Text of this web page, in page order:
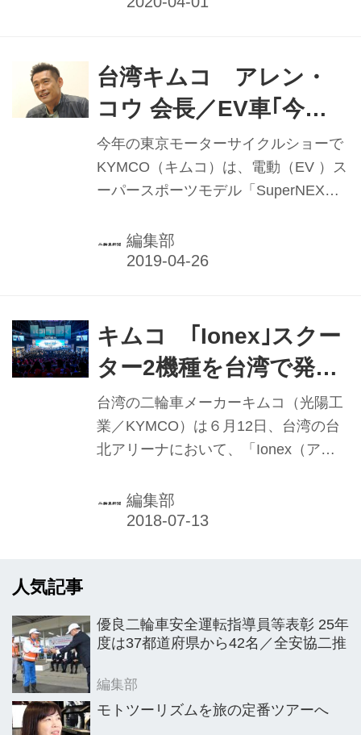
扱店を増やし市場シェアを拡大したい
考え。※2020年1月1日付け号「各社の
実績と抱負」再掲載
台湾キムコ アレン・
コウ 会長／EV車｢今が
チャンス｣ ｢世界一の最
先端ブランド｣狙う
今年の東京モーターサイクルショーで
KYMCO（キムコ）は、電動（EV ）ス
ーパースポーツモデル「SuperNEX」
集めた。ショー開幕の3月22日には台
湾キムコのアレン・コウ会長（写真）
った。
編集部
キムコ ｢Ionex｣スクー
ター2機種を台湾で発
表 世界のEVスクータ
ー市場変革へ
台湾の二輪車メーカーキムコ（光陽工
業／KYMCO）は６月12日、台湾の台
北アリーナにおいて、「Ionex（アイ
電インフラについての具体策を発表し
た。今年3月、電動二輪車のプラット
の価格は「ナイス100EV」は2万9800
台湾ドル（日本円で約10万8500円）か
スポットを3万カ所以上整備する」
「個人レンタルバッテリーには生涯保
編集部
人気記事
優良二輪車安全運転指導員等表彰 25年
度は37都道府県から42名／全安協二推
編集部
モトツーリズムを旅の定番ツアーへ